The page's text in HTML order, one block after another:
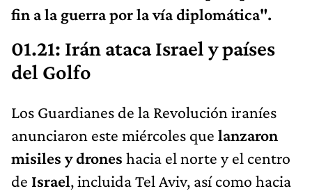
fin a la guerra por la vía diplomática".
01.21: Irán ataca Israel y países
del Golfo
Los Guardianes de la Revolución iraníes
anunciaron este miércoles que lanzaron
misiles y drones hacia el norte y el centro
de Israel, incluida Tel Aviv, así como hacia